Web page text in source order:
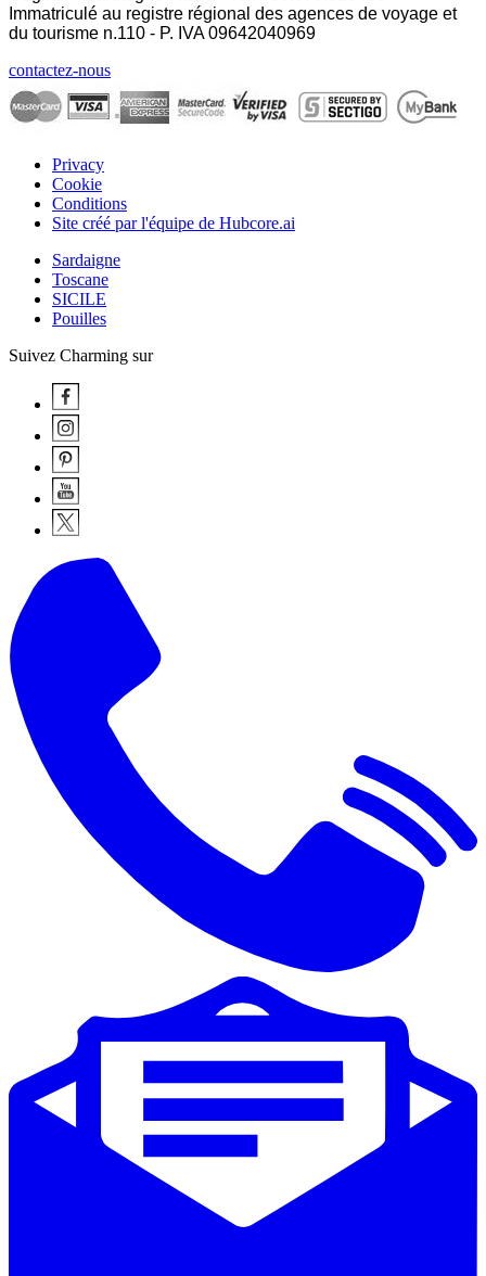
Immatriculé au registre régional des agences de voyage et
du tourisme n.110 - P. IVA09642040969
contactez-nous
Privacy
Cookie
Conditions
Site créé par l'équipe de Hubcore.ai
Sardaigne
Toscane
SICILE
Pouilles
Suivez Charming sur